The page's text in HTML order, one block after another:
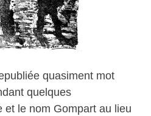
quasiment mot
quelques
et le nom Gompart au lieu